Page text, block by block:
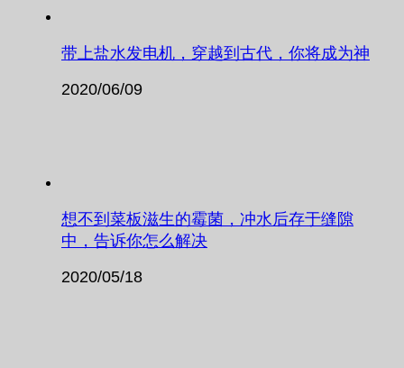
带上盐水发电机，穿越到古代，你将成为神
2020/06/09
想不到菜板滋生的霉菌，冲水后存于缝隙
中，告诉你怎么解决
2020/05/18